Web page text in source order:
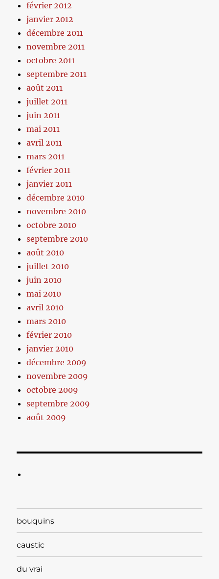
février 2012
janvier 2012
décembre 2011
novembre 2011
octobre 2011
septembre 2011
août 2011
juillet 2011
juin 2011
mai 2011
avril 2011
mars 2011
février 2011
janvier 2011
décembre 2010
novembre 2010
octobre 2010
septembre 2010
août 2010
juillet 2010
juin 2010
mai 2010
avril 2010
mars 2010
février 2010
janvier 2010
décembre 2009
novembre 2009
octobre 2009
septembre 2009
août 2009
bouquins
caustic
du vrai